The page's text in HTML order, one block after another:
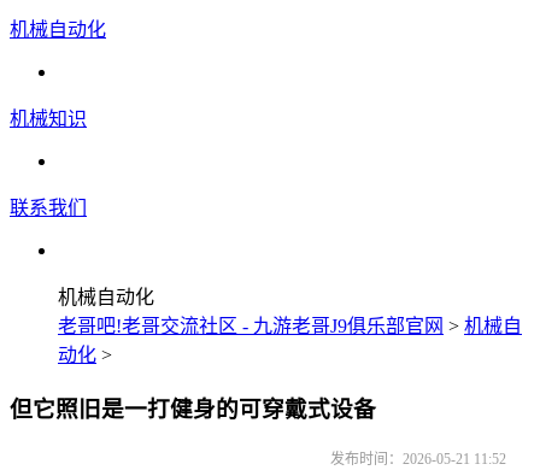
机械自动化
机械知识
联系我们
机械自动化
老哥吧!老哥交流社区 - 九游老哥J9俱乐部官网 > 机械自
动化 >
但它照旧是一打健身的可穿戴式设备
发布时间：2026-05-21 11:52